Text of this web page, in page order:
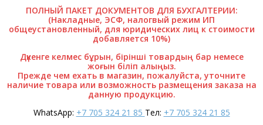
ПОЛНЫЙ ПАКЕТ ДОКУМЕНТОВ ДЛЯ БУХГАЛТЕРИИ:
(Накладные, ЭСФ, налогвый режим ИП
общеустановленный, для юридических лиц к стоимости
добавляется 10%)
Дүкенге келмес бұрын, бірінші товардың бар немесе
жоғын біліп алыңыз.
Прежде чем ехать в магазин, пожалуйста, уточните
наличие товара или возможность размещения заказа на
данную продукцию.
WhatsApp: +7 705 324 21 85 Тел: +7 705 324 21 85